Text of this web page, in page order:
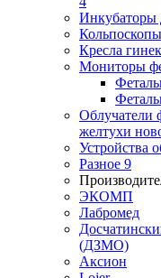
Инкубаторы
Кольпоскопы
Кресла
Мониторы
Облучатели
желтухи
Устройства
Разное 9
ЭКОМП
Лабромед
(ДЗМО)
Аксион